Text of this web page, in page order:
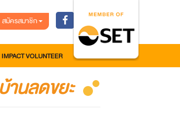
สมัครสมาชิก
IMPACT VOLUNTEER
านลดขยะ